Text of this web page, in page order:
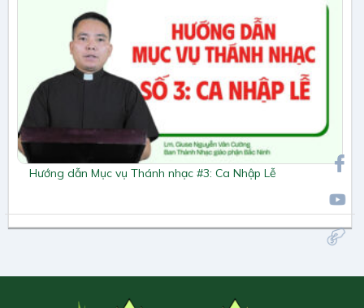
Hướng dẫn Mục vụ Thánh nhạc #3: Ca Nhập Lễ